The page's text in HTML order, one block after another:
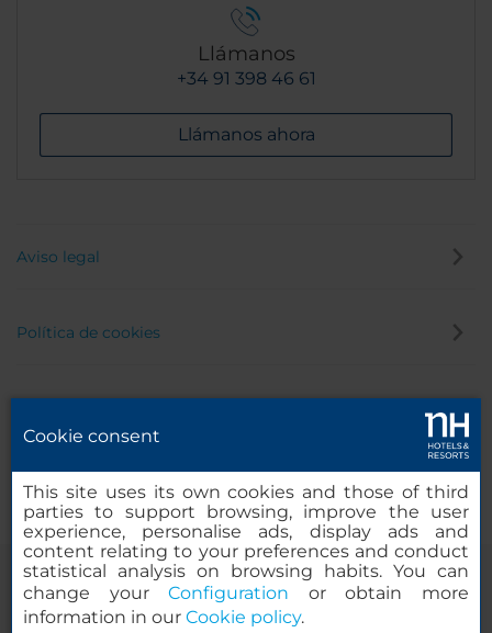
Llámanos
+34 91 398 46 61
Llámanos ahora
Aviso legal
Política de cookies
Canal de denuncias
Cookie consent
This site uses its own cookies and those of third
parties to support browsing, improve the user
experience, personalise ads, display ads and
content relating to your preferences and conduct
statistical analysis on browsing habits. You can
change yourConfiguration or obtain more
information in our Cookie policy.